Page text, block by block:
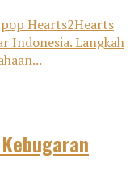
Hearts2Hearts
Indonesia. Langkah